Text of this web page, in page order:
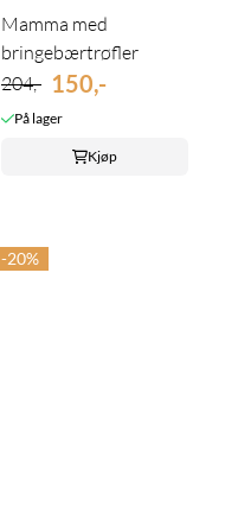
Mamma med
bringebærtrøfler
204,- 150,-
På lager
Kjøp
-20%